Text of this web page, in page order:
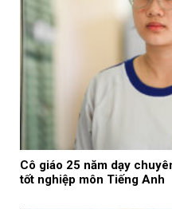
Cô giáo 25 năm dạy
tốt nghiệp môn Tiếng Anh